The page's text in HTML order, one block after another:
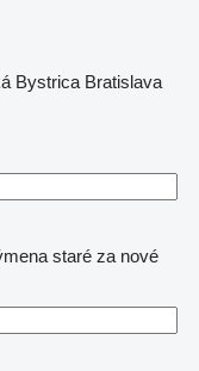
Bystrica Bratislava
staré za nové